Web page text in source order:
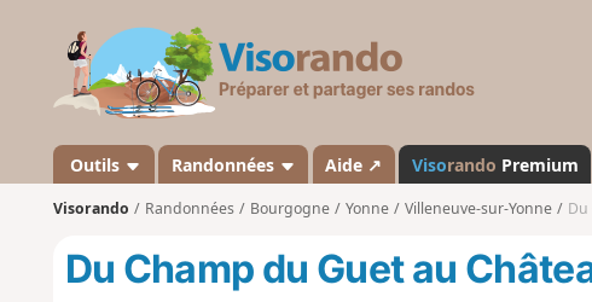
s
a
n
d
Outils Randonnées Aide ↗ Visorando Premium
Visorando Randonnées Bourgogne Yonne Villeneuve-sur-Yonne Du
Du Champ du Guet au